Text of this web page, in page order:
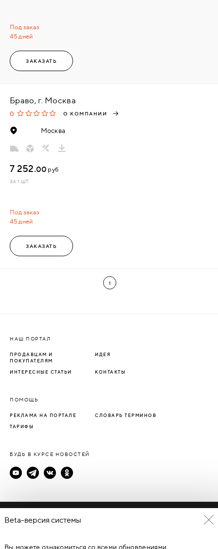
Под заказ
45 дней
ЗАКАЗАТЬ
Браво, г. Москва
0 О КОМПАНИИ
Москва
Под заказ
45 дней
7 252.00 руб
ЗА 1 ШТ.
ЗАКАЗАТЬ
1
НАШ ПОРТАЛ
ПРОДАВЦАМ И
ПОКУПАТЕЛЯМ
ИДЕЯ
ИНТЕРЕСНЫЕ СТАТЬИ КОНТАКТЫ
ПОМОЩЬ
РЕКЛАМА НА ПОРТАЛЕ СЛОВАРЬ ТЕРМИНОВ
ТАРИФЫ
БУДЬ В КУРСЕ НОВОСТЕЙ
Политика конфиденциальности
© Каталог дверей - DverProf, 2021-2026Материалы сайта
Beta-версия системы
Вы можете ознакомиться со всеми обновлениями